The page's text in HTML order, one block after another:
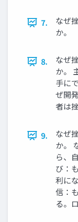
7.
なぜ
か。
8.
なぜ
か。
手に
ぜ開
者は
9.
なぜ
か。
ら、
び：
利に
信：
る。